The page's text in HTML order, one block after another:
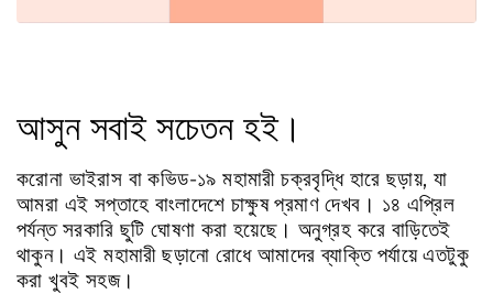
আসুন সবাই সচেতন হই।
করোনা ভাইরাস বা কভিড-১৯ মহামারী চক্রবৃদ্ধি হারে ছড়ায়, যা
আমরা এই সপ্তাহে বাংলাদেশে চাক্ষুষ প্রমাণ দেখব। ১৪ এপ্রিল
পর্যন্ত সরকারি ছুটি ঘোষণা করা হয়েছে। অনুগ্রহ করে বাড়িতেই
থাকুন। এই মহামারী ছড়ানো রোধে আমাদের ব্যাক্তি পর্যায়ে এতটুকু
করা খুবই সহজ।